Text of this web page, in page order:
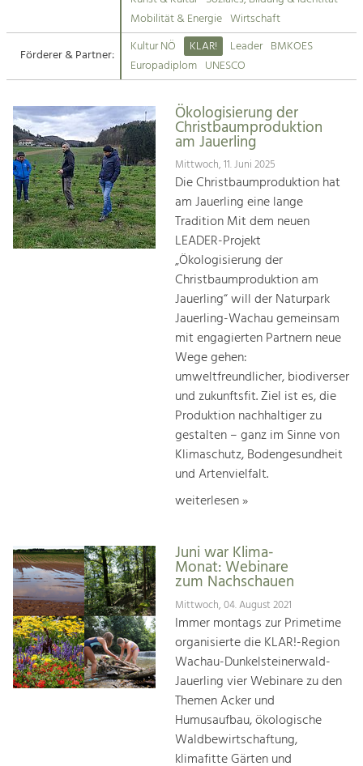
Suche
Impressum
Kontakt
Tourismus
Angebotsentwicklung und
Kunst & Kultur
Handwerk, Wissenschaft und Forschung.
Soziales, Bildung &
Identität
Gleichberechtigung, Jugend und
Integration
Mobilität & Energie
Klimawandel, öffentlicher Verkehr und
Steigerung regionaler Wertschöpfung
Mobilität & Energie Wirtschaft
Förderer & Partner:
Kultur NÖ KLAR! Leader BMKOES
Europadiplom UNESCO
Ökologisierung der
Christbaumproduktion
am Jauerling
Mittwoch, 11. Juni 2025
Die Christbaumproduktion hat
am Jauerling eine lange
Tradition Mit dem neuen
LEADER-Projekt
„Ökologisierung der
Christbaumproduktion am
Jauerling“ will der Naturpark
Jauerling-Wachau gemeinsam
mit engagierten Partnern neue
Wege gehen:
umweltfreundlicher, biodiverser
und zukunftsfit. Ziel ist es, die
Produktion nachhaltiger zu
gestalten – ganz im Sinne von
Klimaschutz, Bodengesundheit
und Artenvielfalt.
weiterlesen »
Juni war Klima-
Monat: Webinare
zum Nachschauen
Mittwoch, 04. August 2021
Immer montags zur Primetime
organisierte die KLAR!-Region
Wachau-Dunkelsteinerwald-
Jauerling vier Webinare zu den
Themen Acker und
Humusaufbau, ökologische
Waldbewirtschaftung,
klimafitte Gärten und